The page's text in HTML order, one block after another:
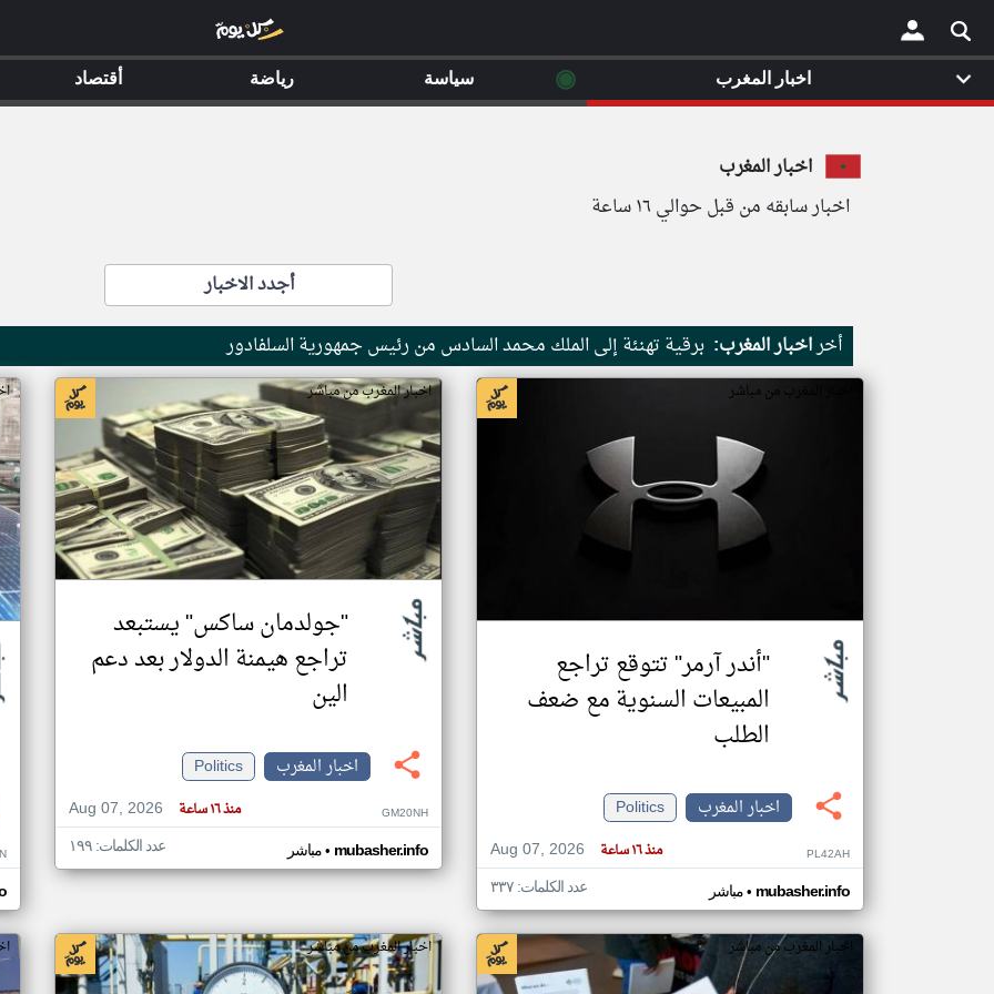
×
اخبار المغرب
اخبار سابقه من قبل حوالي ١٦ ساعة
أجدد الاخبار
أخراخبار المغرب: برقية تهنئة إلى الملك محمد السادس من رئيس جمهورية السلفادور
اخبار المغرب من مباشر
"أندر آرمر" تتوقع تراجع
المبيعات السنوية مع ضعف
الطلب
اخبار المغرب
Politics
Aug 07, 2026
منذ ١٦ ساعة PL42AH
مباشر• mubasher.info عدد الكلمات: ٣٣٧
اخبار المغرب من مباشر
"جولدمان ساكس" يستبعد
تراجع هيمنة الدولار بعد دعم
الين
اخبار المغرب
Politics
Aug 07, 2026
منذ ١٦ ساعة GM20NH
مباشر• mubasher.info عدد الكلمات: ١٩٩
اخبار المغرب من مباشر اخبار المغرب من مباشر
اخبار المغرب ◉ سياسة رياضة أقتصاد